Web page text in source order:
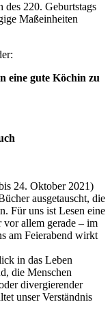
des 220. Geburtstags
Maßeinheiten
eine gute Köchin zu
24. Oktober 2021)
ausgetauscht, die
Für uns ist Lesen eine
vor allem gerade – im
am Feierabend wirkt
in das Leben
die Menschen
divergierender
unser Verständnis